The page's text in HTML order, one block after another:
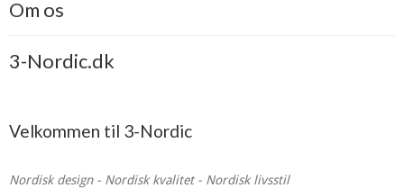
Om os
3-Nordic.dk
Velkommen til 3-Nordic
Nordisk design - Nordisk kvalitet - Nordisk livsstil